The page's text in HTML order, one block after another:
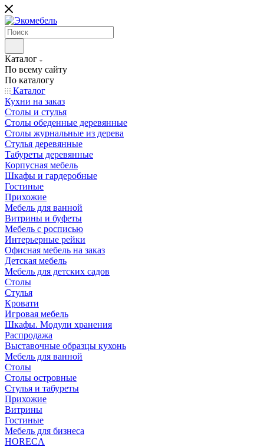
Каталог
По всему сайту
По каталогу
Каталог
Кухни на заказ
Столы и стулья
Столы обеденные деревянные
Столы журнальные из дерева
Стулья деревянные
Табуреты деревянные
Корпусная мебель
Шкафы и гардеробные
Гостиные
Прихожие
Мебель для ванной
Витрины и буфеты
Мебель с росписью
Интерьерные рейки
Офисная мебель на заказ
Детская мебель
Мебель для детских садов
Столы
Стулья
Кровати
Игровая мебель
Шкафы. Модули хранения
Распродажа
Выставочные образцы кухонь
Мебель для ванной
Столы
Столы островные
Стулья и табуреты
Прихожие
Витрины
Гостиные
Мебель для бизнеса
HORECA